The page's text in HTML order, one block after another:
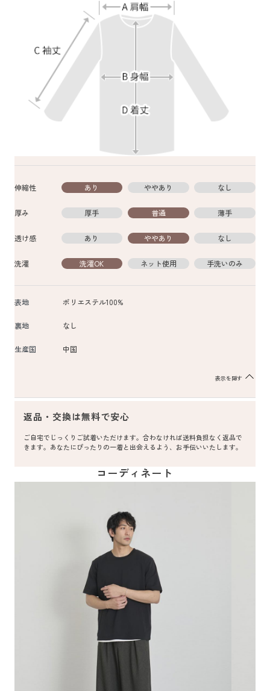
伸縮性 あり ややあり なし
厚み 厚手 普通 薄手
透け感 あり ややあり なし
洗濯 洗濯OK ネット使用 手洗いのみ
表地 ポリエステル100%
裏地 なし
生産国 中国
表示を隠す
返品・交換は無料で安心
ご自宅でじっくりご試着いただけます。合わなければ送料負担なく返品で
きます。あなたにぴったりの一着と出会えるよう、お手伝いいたします。
コーディネート